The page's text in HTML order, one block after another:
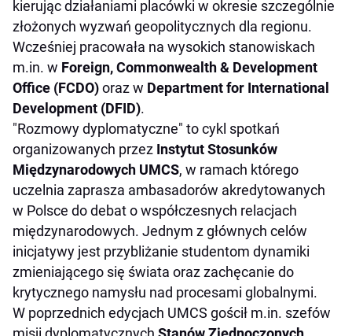
kierując działaniami placówki w okresie szczególnie
złożonych wyzwań geopolitycznych dla regionu.
Wcześniej pracowała na wysokich stanowiskach
m.in. w Foreign, Commonwealth & Development
Office (FCDO)oraz w Department for International
Development (DFID).
"Rozmowy dyplomatyczne" to cykl spotkań
organizowanych przez Instytut Stosunków
Międzynarodowych UMCS, w ramach którego
uczelnia zaprasza ambasadorów akredytowanych
w Polsce do debat o współczesnych relacjach
międzynarodowych. Jednym z głównych celów
inicjatywy jest przybliżanie studentom dynamiki
zmieniającego się świata oraz zachęcanie do
krytycznego namysłu nad procesami globalnymi.
W poprzednich edycjach UMCS gościł m.in. szefów